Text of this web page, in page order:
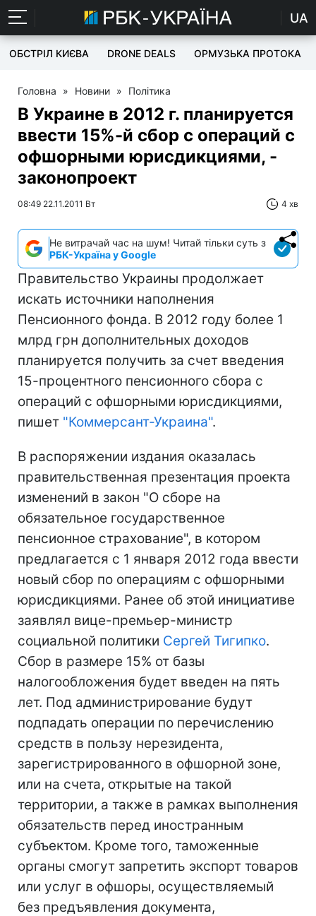
UA
ОБСТРІЛ КИЄВА DRONE DEALS ОРМУЗЬКА ПРОТОКА
Головна » Новини » Політика
В Украине в 2012 г. планируется
ввести 15%-й сбор с операций с
офшорными юрисдикциями, -
законопроект
08:49 22.11.2011 Вт 4 хв
Не витрачай час на шум! Читай тільки суть з
РБК-Україна у Google
Правительство Украины продолжает
искать источники наполнения
Пенсионного фонда. В 2012 году более 1
млрд грн дополнительных доходов
планируется получить за счет введения
15-процентного пенсионного сбора с
операций с офшорными юрисдикциями,
пишет "Коммерсант-Украина".
В распоряжении издания оказалась
правительственная презентация проекта
изменений в закон "О сборе на
обязательное государственное
пенсионное страхование", в котором
предлагается с 1 января 2012 года ввести
новый сбор по операциям с офшорными
юрисдикциями. Ранее об этой инициативе
заявлял вице-премьер-министр
социальной политики Сергей Тигипко.
Сбор в размере 15% от базы
налогообложения будет введен на пять
лет. Под администрирование будут
подпадать операции по перечислению
средств в пользу нерезидента,
зарегистрированного в офшорной зоне,
или на счета, открытые на такой
территории, а также в рамках выполнения
обязательств перед иностранным
субъектом. Кроме того, таможенные
органы смогут запретить экспорт товаров
или услуг в офшоры, осуществляемый
без предъявления документа,